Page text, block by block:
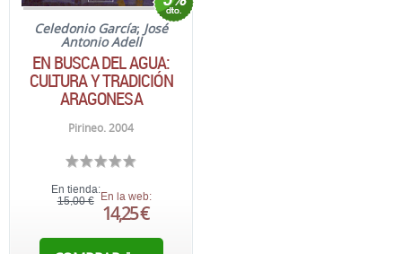
Celedonio García; José
Antonio Adell
EN BUSCA DEL AGUA:
CULTURA Y TRADICIÓN
ARAGONESA
Pirineo. 2004
En tienda:
15,00 € En la web:
14,25 €